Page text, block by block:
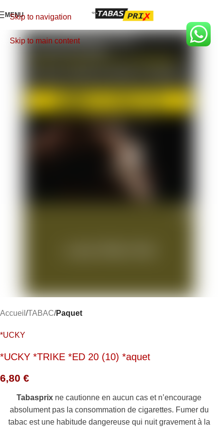
Skip to navigation
Skip to main content
MENU
Accueil TABAC Paquet
*UCKY
*UCKY *TRIKE *ED 20 (10) *aquet
6,80 €
Tabasprix ne cautionne en aucun cas et n’encourage
absolument pas la consommation de cigarettes. Fumer du
tabac est une habitude dangereuse qui nuit gravement à la